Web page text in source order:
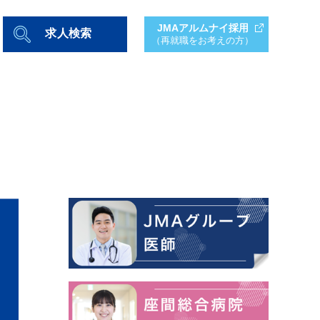
求人検索 JMAアルムナイ採用
（再就職をお考えの方）